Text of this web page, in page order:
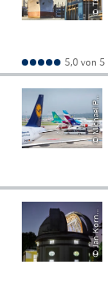
5,0 von 5
©
Mi
c
h
a
el
P
e
n
n
e
r
©
J
a
n
K
o
r
n
st
ä
d
t